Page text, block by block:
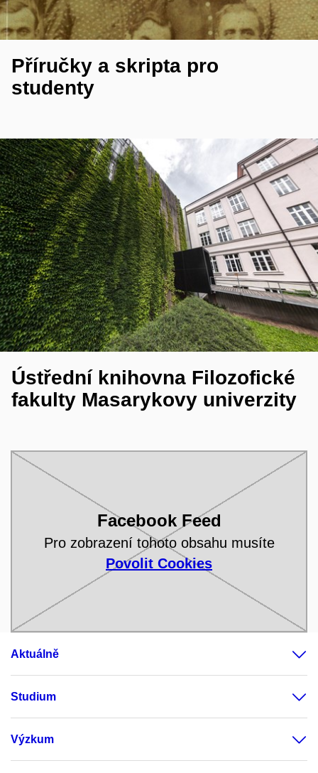
Příručky a skripta pro
studenty
Ústřední knihovna Filozofické
fakulty Masarykovy univerzity
Facebook Feed
Pro zobrazení tohoto obsahu musíte
Povolit Cookies
Aktuálně
Studium
Výzkum